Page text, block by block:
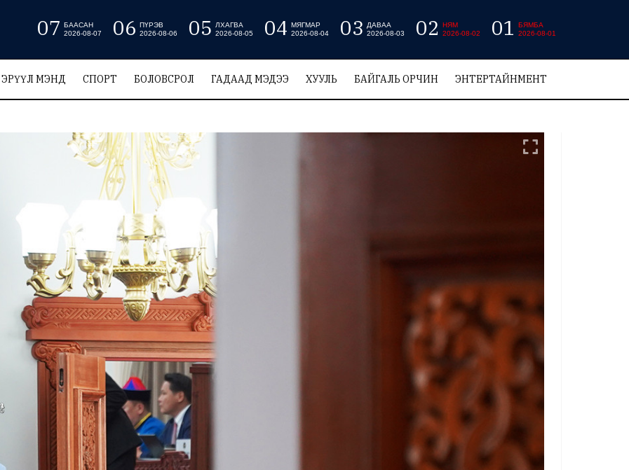
07 БААСАН
2026-08-07
06 ПҮРЭВ
2026-08-06
05
ЛХАГВА
2026-08-05
04 МЯГМАР
2026-08-04
03
ДАВАА
2026-08-03
02
НЯМ
2026-08-02
01
БЯМБА
2026-08-01
ЭРҮҮЛ МЭНД СПОРТ БОЛОВСРОЛ ГАДААД МЭДЭЭ ХУУЛЬ БАЙГАЛЬ ОРЧИН ЭНТЕРТАЙНМЕНТ